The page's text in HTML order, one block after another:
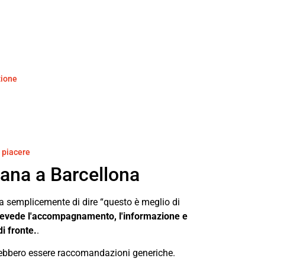
a Barcellona
di dire “questo è meglio di
l'accompagnamento, l'informazione e
fronte..
essere raccomandazioni generiche.